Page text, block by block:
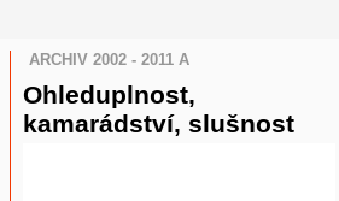
ARCHIV 2002 - 2011 A
Ohleduplnost,
kamarádství, slušnost